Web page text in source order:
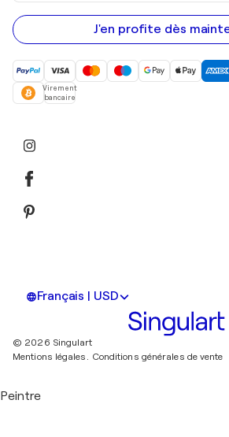
e-
mail
J'en profite dès
Virement
bancaire
Français | USD
© 2026 Singulart
Mentions légales. Conditions générales de vente
Peintre